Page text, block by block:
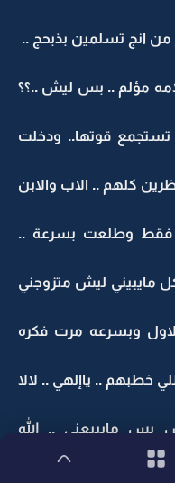
من انج تسلمين بذبحج ..
مؤلم .. بس ليش ..؟؟
قوتها.. ودخلت
كلهم .. الاب والابن
فقط وطلعت بسرعة ..
مايبيني ليش متزوجني
وبسرعه مرت فكره
خطبهم .. ياإلهي .. لالا
مايبيعني .. الله